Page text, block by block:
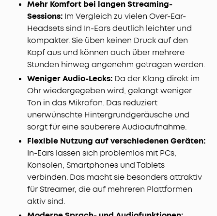
Mehr Komfort bei langen Streaming-
Sessions: Im Vergleich zu vielen Over-Ear-
Headsets sind In-Ears deutlich leichter und
kompakter. Sie üben keinen Druck auf den
Kopf aus und können auch über mehrere
Stunden hinweg angenehm getragen werden.
Weniger Audio-Lecks: Da der Klang direkt im
Ohr wiedergegeben wird, gelangt weniger
Ton in das Mikrofon. Das reduziert
unerwünschte Hintergrundgeräusche und
sorgt für eine sauberere Audioaufnahme.
Flexible Nutzung auf verschiedenen Geräten:
In-Ears lassen sich problemlos mit PCs,
Konsolen, Smartphones und Tablets
verbinden. Das macht sie besonders attraktiv
für Streamer, die auf mehreren Plattformen
aktiv sind.